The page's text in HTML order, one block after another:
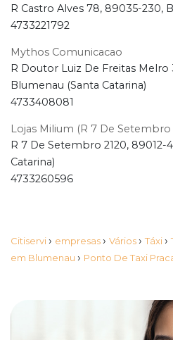
R Castro Alves 78, 89035-230,
4733221792
Mythos Comunicacao
R Doutor Luiz De Freitas
Blumenau (Santa Catarina)
4733408081
Lojas Milium (R 7 De Setembro
R 7 De Setembro 2120,
Catarina)
4733260596
Citiservi › empresas › Vários › Táxi ›
em Blumenau › Ponto De Taxi